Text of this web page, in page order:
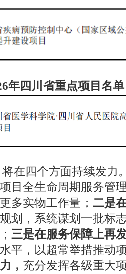
年四川省重点项目名
在四个方面持续发力
目全生命周期服务管
多实物工作量； 二是
划，系统谋划一批标
三是在服务保障上再
平，以超常举措推动
， 充分发挥各级重大